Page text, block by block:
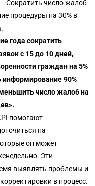
– Сократить число жалоб
процедуры на 30% в
года сократить
с 15 до 10 дней,
граждан на 5%
информирование 90%
число жалоб на
помогают
на
он может
Эти
выявлять проблемы и
в процесс.